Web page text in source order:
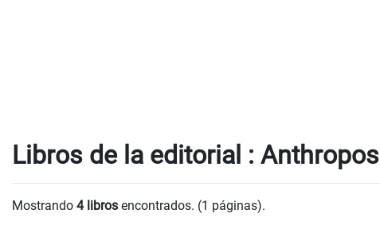
Libros de la editorial : Anthropos
Mostrando 4 libros encontrados. (1 páginas).